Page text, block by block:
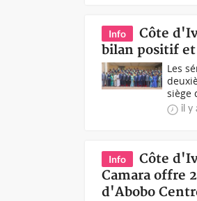
Info
Côte
bilan positif
Les
siège
il y
Info
Côte
Camara offre
d'Abobo